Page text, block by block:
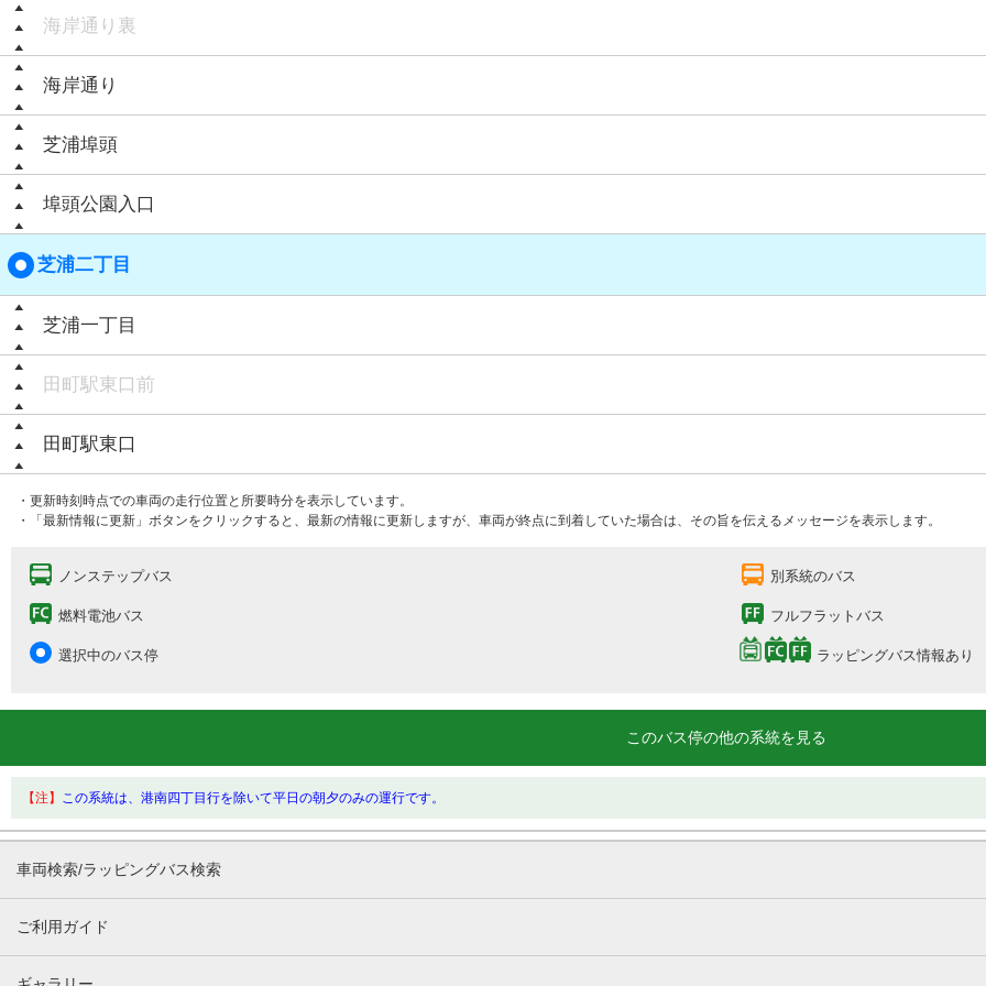
海岸通り裏
海岸通り
芝浦埠頭
埠頭公園入口
芝浦二丁目
芝浦一丁目
田町駅東口前
田町駅東口
・更新時刻時点での車両の走行位置と所要時分を表示しています。
・「最新情報に更新」ボタンをクリックすると、最新の情報に更新しますが、車両が終点に到着していた場合は、その旨を伝えるメッセージを表示します。
ノンステップバス 別系統のバス
燃料電池バス フルフラットバス
選択中のバス停 ラッピングバス情報あり
このバス停の他の系統を見る
【注】 この系統は、港南四丁目行を除いて平日の朝夕のみの運行です。
車両検索/ラッピングバス検索
ご利用ガイド